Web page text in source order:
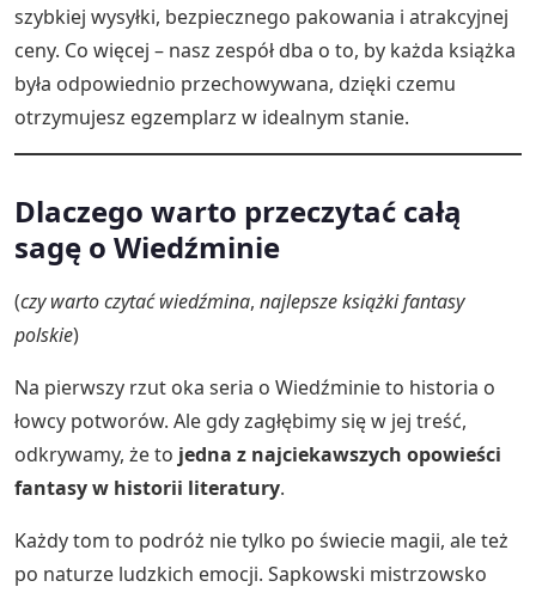
szybkiej wysyłki, bezpiecznego pakowania i atrakcyjnej
ceny. Co więcej – nasz zespół dba o to, by każda książka
była odpowiednio przechowywana, dzięki czemu
otrzymujesz egzemplarz w idealnym stanie.
Dlaczego warto przeczytać całą
sagę o Wiedźminie
(czy warto czytać wiedźmina, najlepsze książki fantasy
polskie)
Na pierwszy rzut oka seria o Wiedźminie to historia o
łowcy potworów. Ale gdy zagłębimy się w jej treść,
odkrywamy, że to jedna z najciekawszych opowieści
fantasy w historii literatury.
Każdy tom to podróż nie tylko po świecie magii, ale też
po naturze ludzkich emocji. Sapkowski mistrzowsko